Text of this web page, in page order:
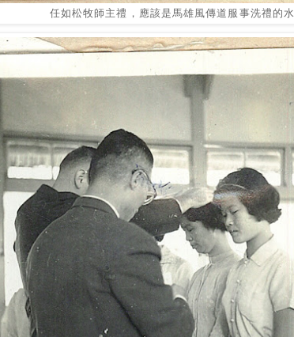
任如松牧師主禮，應該是馬雄風傳道服事洗禮的水